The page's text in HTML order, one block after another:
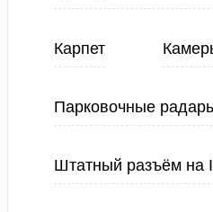
Карпет
Парковочные
Штатный разъём на